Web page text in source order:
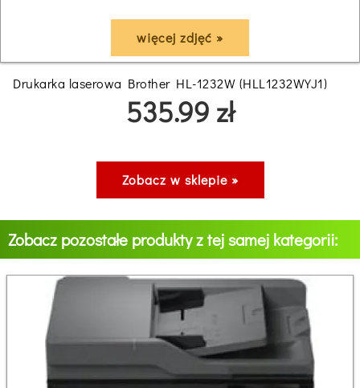
więcej zdjęć »
Drukarka laserowa Brother HL-1232W (HLL1232WYJ1)
535.99 zł
Zobacz w sklepie »
Zobacz pozostałe produkty z tej samej kategorii: